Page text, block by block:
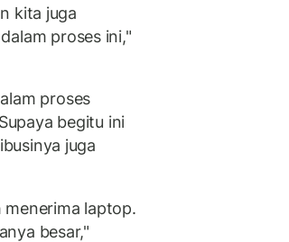
kita juga
proses ini,"
proses
begitu ini
juga
menerima laptop.
besar,"